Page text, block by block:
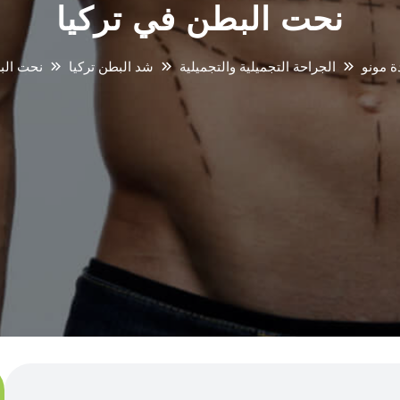
نحت البطن في تركيا
مونو الجراحة التجميلية والتجميلية شد البطن تركيا نحت